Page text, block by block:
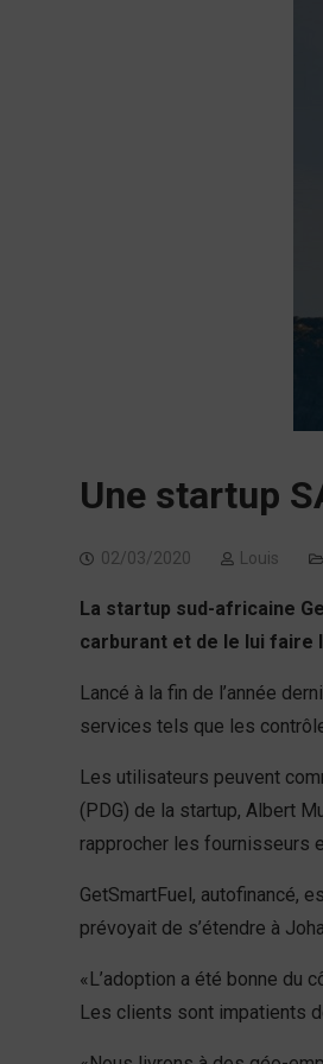
Une startup
02/03/2020 Louis
La startup sud-africaine
carburant et de le lui
Lancé à la fin de l’année
services tels que les
Les utilisateurs peuvent
(PDG) de la startup, Albert
rapprocher les fournisseurs
GetSmartFuel, autofinancé,
prévoyait de s’étendre à
«L’adoption a été bonne du
Les clients sont impatients